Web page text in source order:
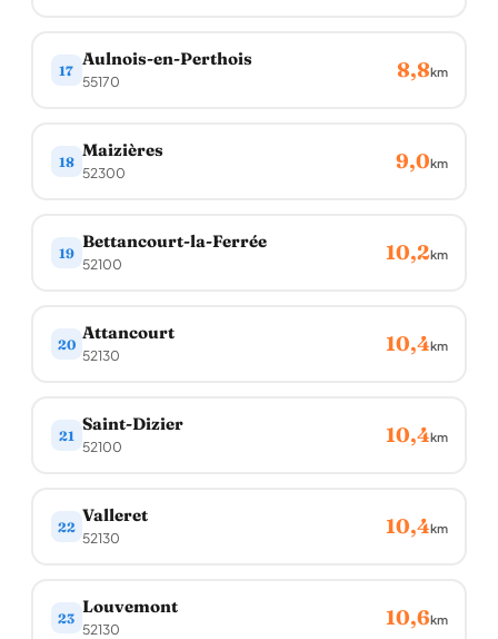
17
Aulnois-en-Perthois
55170 8,8km
18
Maizières
52300 9,0km
19
Bettancourt-la-Ferrée
52100 10,2km
20
Attancourt
52130 10,4km
21
Saint-Dizier
52100 10,4km
22
Valleret
52130 10,4km
23
Louvemont
52130 10,6km